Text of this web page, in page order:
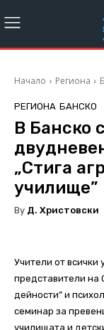
Начало Региона
РЕГИОНА БАНСКО
В Банско
„Стига
училище”
By Д. Христовски
Учители от всички
представители на
дейности” и
семинар за
училищата и